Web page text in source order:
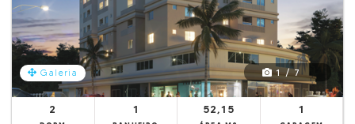
Galeria 1 / 7
2 1 52,15 1